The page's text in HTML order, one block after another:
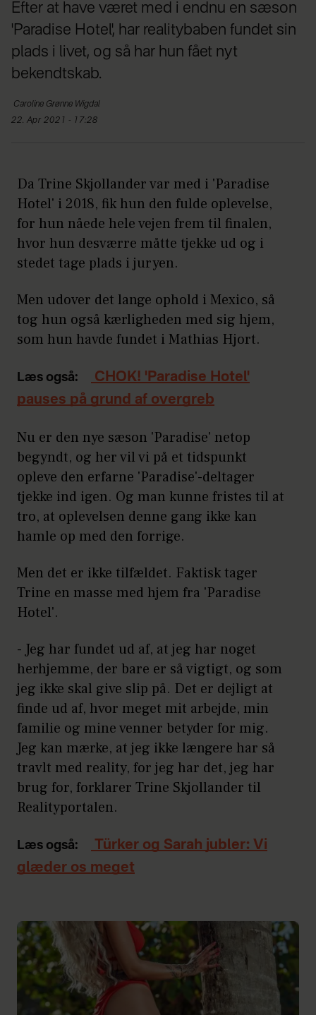
Efter at have været med i endnu en sæson
'Paradise Hotel', har realitybaben fundet sin
plads i livet, og så har hun fået nyt
bekendtskab.
Caroline Grønne Wigdal
22. Apr 2021 - 17:28
Da Trine Skjollander var med i 'Paradise
Hotel' i 2018, fik hun den fulde oplevelse,
for hun nåede hele vejen frem til finalen,
hvor hun desværre måtte tjekke ud og i
stedet tage plads i juryen.
Men udover det lange ophold i Mexico, så
tog hun også kærligheden med sig hjem,
som hun havde fundet i Mathias Hjort.
Læs også:
CHOK! 'Paradise Hotel'
pauses på grund af overgreb
Nu er den nye sæson 'Paradise' netop
begyndt, og her vil vi på et tidspunkt
opleve den erfarne 'Paradise'-deltager
tjekke ind igen. Og man kunne fristes til at
tro, at oplevelsen denne gang ikke kan
hamle op med den forrige.
Men det er ikke tilfældet. Faktisk tager
Trine en masse med hjem fra 'Paradise
Hotel'.
- Jeg har fundet ud af, at jeg har noget
herhjemme, der bare er så vigtigt, og som
jeg ikke skal give slip på. Det er dejligt at
finde ud af, hvor meget mit arbejde, min
familie og mine venner betyder for mig.
Jeg kan mærke, at jeg ikke længere har så
travlt med reality, for jeg har det, jeg har
brug for, forklarer Trine Skjollander til
Realityportalen.
Læs også:
Türker og Sarah jubler: Vi
glæder os meget